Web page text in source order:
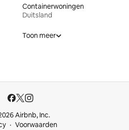
Containerwoningen
Duitsland
Toon meer
Airbnb, Inc.
Voorwaarden